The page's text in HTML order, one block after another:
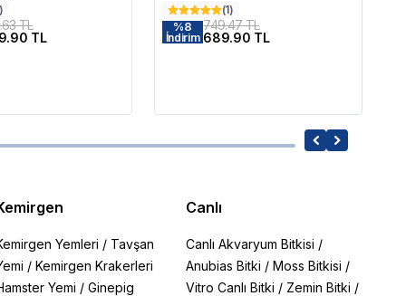
TL
TL
(1)
%8
İndirim
749.47 TL
689.90 TL
Yemleri / Tavşan
/ Kemirgen Krakerleri
Yemi / Ginepig
Canlı
Canlı Akvaryum Bitkisi /
Anubias Bitki /Moss Bitkisi /
Vitro Canlı Bitki / Zemin Bitki /